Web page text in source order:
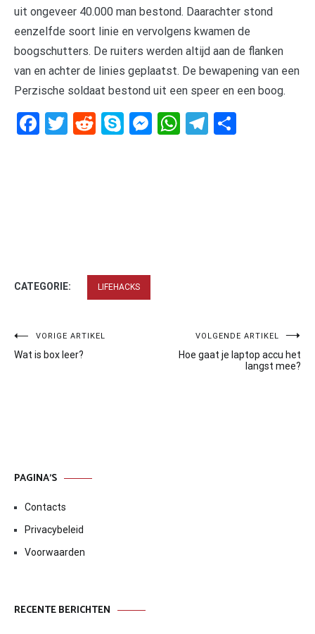
uit ongeveer 40.000 man bestond. Daarachter stond
eenzelfde soort linie en vervolgens kwamen de
boogschutters. De ruiters werden altijd aan de flanken
van en achter de linies geplaatst. De bewapening van een
Perzische soldaat bestond uit een speer en een boog.
Facebook
Twitter
RedditSkypeMessenger
WhatsApp
Telegram
CATEGORIE: LIFEHACKS
Bericht
navigatie
VORIGE ARTIKEL
Wat is box leer?
VOLGENDE ARTIKEL
Hoe gaat je laptop accu het
langst mee?
PAGINA’S
Contacts
Privacybeleid
Voorwaarden
RECENTE BERICHTEN